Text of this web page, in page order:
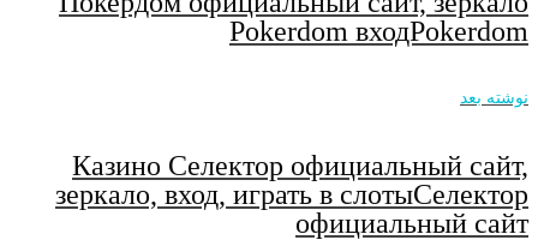
Pokerdom входPokerdom
نوشته بعد
Казино Селектор официальный сайт,
зеркало, вход, играть в слотыСелектор
официальный сайт